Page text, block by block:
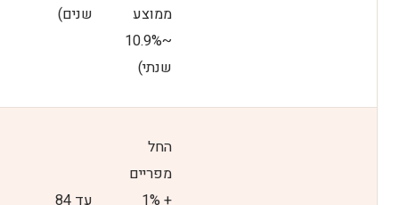
ממוצע
~10.9%
שנתי)​
שנים)
החל
מפריים
+ 1%
עד 84